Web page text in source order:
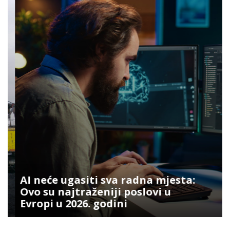
AI neće ugasiti sva radna mjesta:
Ovo su najtraženiji poslovi u
Evropi u 2026. godini